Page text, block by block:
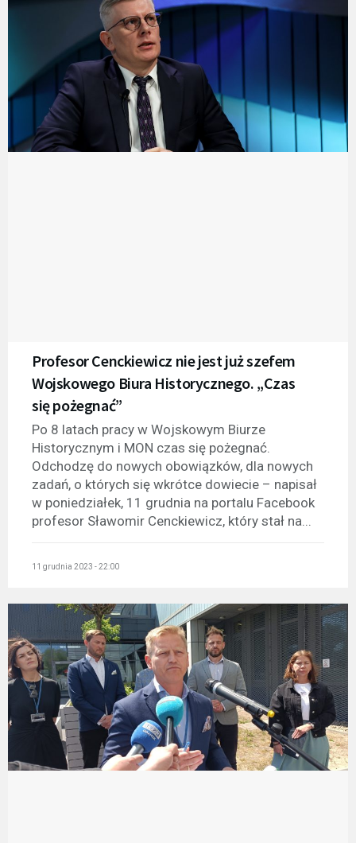
Profesor Cenckiewicz nie jest już szefem
Wojskowego Biura Historycznego. „Czas
się pożegnać”
Po 8 latach pracy w Wojskowym Biurze
Historycznym i MON czas się pożegnać.
Odchodzę do nowych obowiązków, dla nowych
zadań, o których się wkrótce dowiecie – napisał
w poniedziałek, 11 grudnia na portalu Facebook
profesor Sławomir Cenckiewicz, który stał na...
11 grudnia 2023 - 22:00